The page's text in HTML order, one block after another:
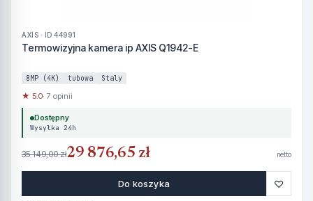
AXIS · ID 44991
Termowizyjna kamera ip AXIS Q1942-E
8MP (4K) tubowa Staly
★ 5.0· 7 opinii
Dostępny
Wysyłka 24h
35 149,00 zł29 876,65 zł netto
Do koszyka ♡